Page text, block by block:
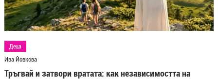
Деца
Ива Йовкова
Тръгвай и затвори вратата: как независимостта на